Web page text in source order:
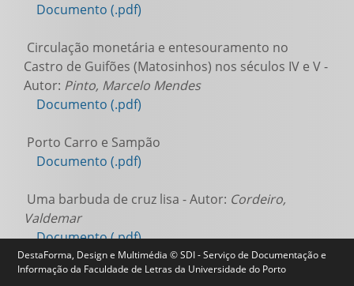
DestaForma, Design e Multimédia © SDI - Serviço de Documentação e
Informação da Faculdade de Letras da Universidade do Porto
Documento (.pdf)
Circulação monetária e entesouramento no
Castro de Guifões (Matosinhos) nos séculos IV e V -
Autor: Pinto, Marcelo Mendes
Documento (.pdf)
Porto Carro e Sampão
Documento (.pdf)
Uma barbuda de cruz lisa - Autor: Cordeiro,
Valdemar
Documento (.pdf)
Um tesouro de aurei romanos da antiga Índia